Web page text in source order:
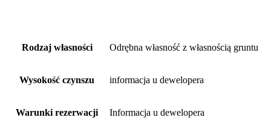
Rodzaj własności Odrębna własność z własnością gruntu
Wysokość czynszu informacja u dewelopera
Warunki rezerwacji Informacja u dewelopera